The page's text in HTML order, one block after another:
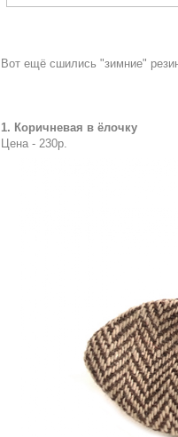
Вот ещё сшились "зимние"
1. Коричневая в ёлочку
Цена - 230р.